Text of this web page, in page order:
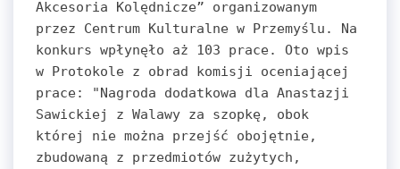
Akcesoria Kolędnicze” organizowanym
przez Centrum Kulturalne w Przemyślu. Na
konkurs wpłynęło aż 103 prace. Oto wpis
w Protokole z obrad komisji oceniającej
prace: "Nagroda dodatkowa dla Anastazji
Sawickiej z Walawy za szopkę, obok
której nie można przejść obojętnie,
zbudowaną z przedmiotów zużytych,